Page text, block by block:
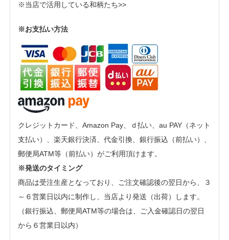
※当店で活用している和柄たち>>
※お支払い方法
クレジットカード、Amazon Pay、ｄ払い、au PAY（ネット
支払い）、楽天銀行決済、代金引換、銀行振込（前払い）、
郵便局ATM等（前払い）がご利用頂けます。
※発送のタイミング
商品は受注生産となっており、ご注文確認後の翌日から、３
～６営業日以内に制作し、当店より発送（出荷）します。
（銀行振込、郵便局ATM等の場合は、ご入金確認日の翌日
から６営業日以内）